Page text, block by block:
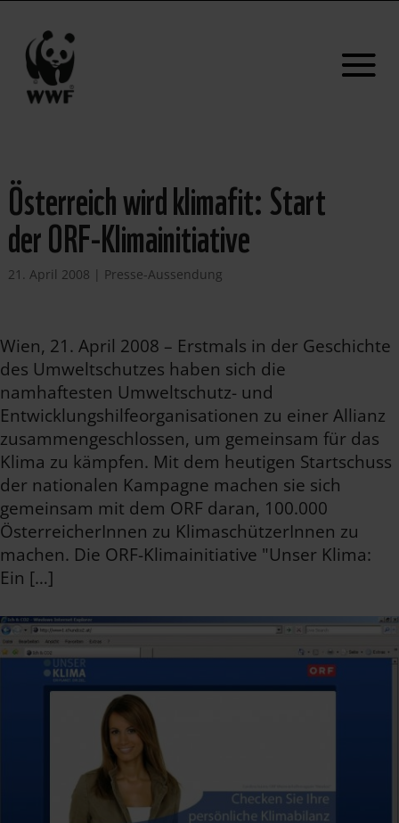
Österreich wird klimafit: Start
der ORF-Klimainitiative
21. April 2008 | Presse-Aussendung
Wien, 21. April 2008 – Erstmals in der Geschichte
des Umweltschutzes haben sich die
namhaftesten Umweltschutz- und
Entwicklungshilfeorganisationen zu einer Allianz
zusammengeschlossen, um gemeinsam für das
Klima zu kämpfen. Mit dem heutigen Startschuss
der nationalen Kampagne machen sie sich
gemeinsam mit dem ORF daran, 100.000
ÖsterreicherInnen zu KlimaschützerInnen zu
machen. Die ORF-Klimainitiative "Unser Klima:
Ein […]